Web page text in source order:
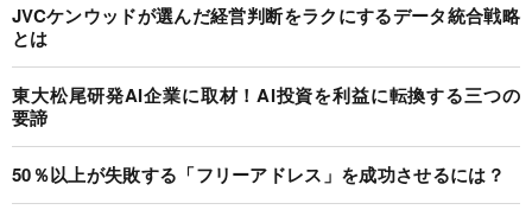
JVCケンウッドが選んだ経営判断をラクにするデータ統合戦略
とは
東大松尾研発AI企業に取材！AI投資を利益に転換する三つの
要諦
50％以上が失敗する「フリーアドレス」を成功させるには？